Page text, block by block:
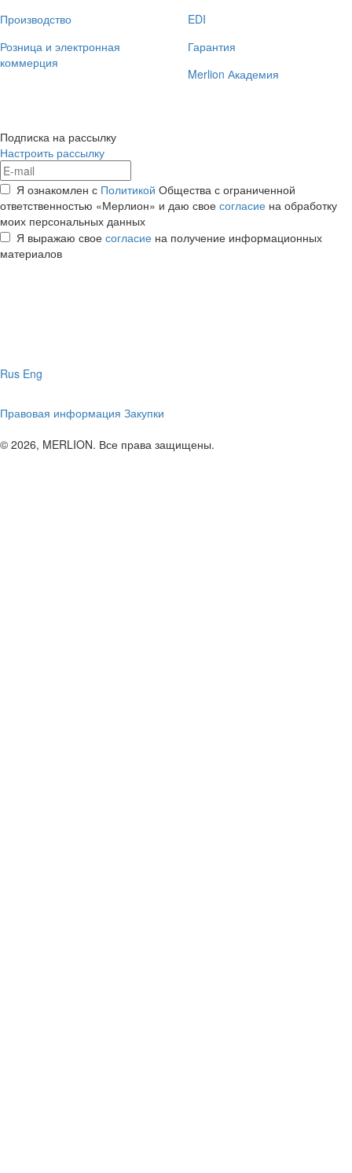
Производство
Розница и электронная
коммерция
EDI
Гарантия
Merlion Академия
Подписка на рассылку
Настроить рассылку
Я ознакомлен с Политикой Общества с ограниченной
ответственностью «Мерлион» и даю свое согласие на обработку
моих персональных данных
Я выражаю свое согласие на получение информационных
материалов
Rus Eng
Правовая информация Закупки
© 2026, MERLION. Все права защищены.